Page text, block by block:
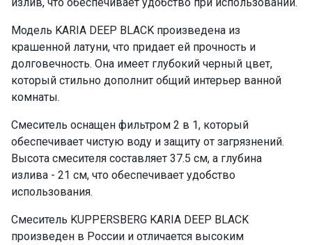
Модель KARIA DEEP BLACK произведена из
крашенной латуни, что придает ей прочность и
долговечность. Она имеет глубокий черный цвет,
который стильно дополнит общий интерьер ванной
комнаты.
Смеситель оснащен фильтром 2 в 1, который
обеспечивает чистую воду и защиту от загрязнений.
Высота смесителя составляет 37.5 см, а глубина
излива - 21 см, что обеспечивает удобство
использования.
Смеситель KUPPERSBERG KARIA DEEP BLACK
произведен в России и отличается высоким